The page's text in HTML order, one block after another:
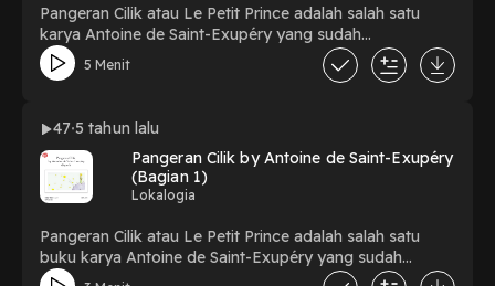
Pangeran Cilik atau Le Petit Prince adalah salah satu
karya Antoine de Saint-Exupéry yang sudah
diterjemahkan ke banyak bahasa. Cerita yang seperti
diperuntukkan kepada anak-anak ini juga bisa dijadikan
kejadian yang telah mereka lewatkan dalam perjalanan
hidup. Pada bagian kedua ini, sang narator untuk
pertama kalinya bertemu dengan sang Pangeran Cilik.
Ikuti petualangan mereka bersama Lokalogia.
5 Menit
47 5 tahun lalu
Pangeran Cilik by Antoine de Saint-Exupéry
(Bagian 1)
Lokalogia
Pangeran Cilik atau Le Petit Prince adalah salah satu
buku karya Antoine de Saint-Exupéry yang sudah
diterjemahkan ke dalam banyak bahasa. Cerita yang